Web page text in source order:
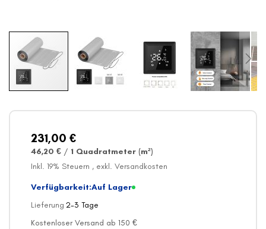
Anfang
Bildergalerie
springen231,00 €
Inkl. 19% Steuern , exkl. Versandkosten
Verfügbarkeit:Auf Lager
Lieferung 2-3 Tage
46,20 € / 1 Quadratmeter (m²)
Kostenloser Versand ab 150 €